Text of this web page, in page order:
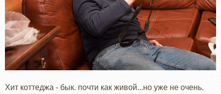
Хит коттеджа - бык. почти как живой...но уже не очень.